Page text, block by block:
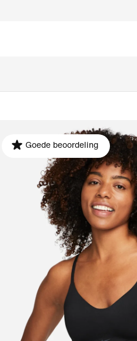
Goede beoordeling